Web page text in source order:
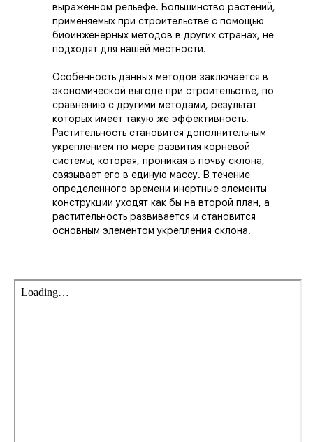
выраженном рельефе. Большинство растений,
применяемых при строительстве с помощью
биоинженерных методов в других странах, не
подходят для нашей местности.
Особенность данных методов заключается в
экономической выгоде при строительстве, по
сравнению с другими методами, результат
которых имеет такую же эффективность.
Растительность становится дополнительным
укреплением по мере развития корневой
системы, которая, проникая в почву склона,
связывает его в единую массу. В течение
определенного времени инертные элементы
конструкции уходят как бы на второй план, а
растительность развивается и становится
основным элементом укрепления склона.